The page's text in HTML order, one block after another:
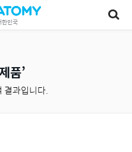
한민국
품
결과입니다.